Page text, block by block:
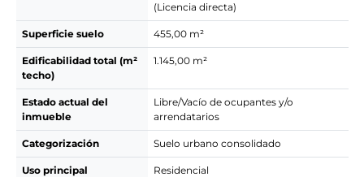
(Licencia directa)
Superficie suelo 455,00 m²
Edificabilidad total (m²
techo)
1.145,00 m²
Estado actual del
inmueble
Libre/Vacío de ocupantes y/o
arrendatarios
Categorización Suelo urbano consolidado
Uso principal Residencial